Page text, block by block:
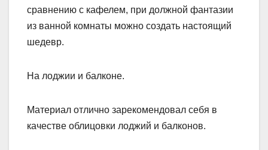
сравнению с кафелем, при должной фантазии
из ванной комнаты можно создать настоящий
шедевр.
На лоджии и балконе.
Материал отлично зарекомендовал себя в
качестве облицовки лоджий и балконов.